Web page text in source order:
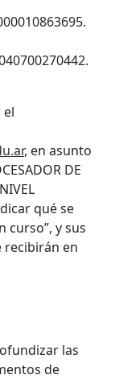
el
, en asunto
DE
qué se
curso”, y sus
recibirán en
las
de